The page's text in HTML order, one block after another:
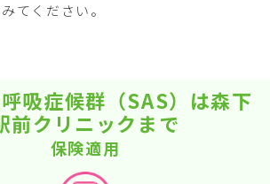
てください。
吸症候群（SAS）は森下
前クリニックまで
保険適用